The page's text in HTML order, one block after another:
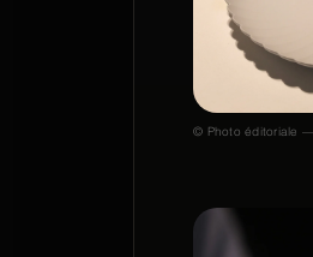
© Photo éditoriale